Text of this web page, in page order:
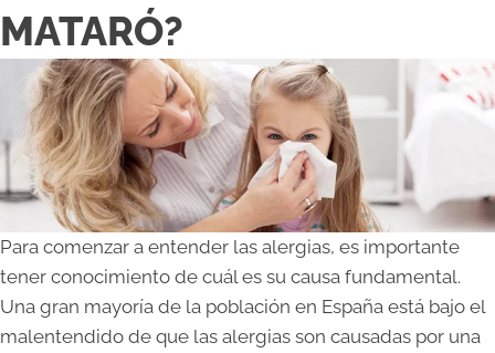
MATARÓ?
Para comenzar a entender las alergias, es importante
tener conocimiento de cuál es su causa fundamental.
Una gran mayoría de la población en España está bajo el
malentendido de que las alergias son causadas por una